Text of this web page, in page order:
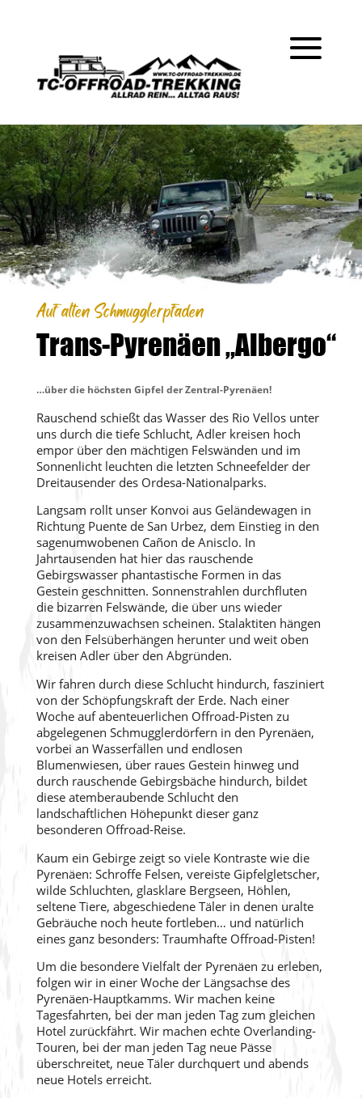
Auf alten Schmugglerpfaden…
Trans-Pyrenäen „Albergo“
…über die höchsten Gipfel der Zentral-Pyrenäen!
Rauschend schießt das Wasser des Rio Vellos unter
uns durch die tiefe Schlucht, Adler kreisen hoch
empor über den mächtigen Felswänden und im
Sonnenlicht leuchten die letzten Schneefelder der
Dreitausender des Ordesa-Nationalparks.
Langsam rollt unser Konvoi aus Geländewagen in
Richtung Puente de San Urbez, dem Einstieg in den
sagenumwobenen Cañon de Anisclo. In
Jahrtausenden hat hier das rauschende
Gebirgswasser phantastische Formen in das
Gestein geschnitten. Sonnenstrahlen durchfluten
die bizarren Felswände, die über uns wieder
zusammenzuwachsen scheinen. Stalaktiten hängen
von den Felsüberhängen herunter und weit oben
kreisen Adler über den Abgründen.
Wir fahren durch diese Schlucht hindurch, fasziniert
von der Schöpfungskraft der Erde. Nach einer
Woche auf abenteuerlichen Offroad-Pisten zu
abgelegenen Schmugglerdörfern in den Pyrenäen,
vorbei an Wasserfällen und endlosen
Blumenwiesen, über raues Gestein hinweg und
durch rauschende Gebirgsbäche hindurch, bildet
diese atemberaubende Schlucht den
landschaftlichen Höhepunkt dieser ganz
besonderen Offroad-Reise.
Kaum ein Gebirge zeigt so viele Kontraste wie die
Pyrenäen: Schroffe Felsen, vereiste Gipfelgletscher,
wilde Schluchten, glasklare Bergseen, Höhlen,
seltene Tiere, abgeschiedene Täler in denen uralte
Gebräuche noch heute fortleben… und natürlich
eines ganz besonders: Traumhafte Offroad-Pisten!
Um die besondere Vielfalt der Pyrenäen zu erleben,
folgen wir in einer Woche der Längsachse des
Pyrenäen-Hauptkamms. Wir machen keine
Tagesfahrten, bei der man jeden Tag zum gleichen
Hotel zurückfährt. Wir machen echte Overlanding-
Touren, bei der man jeden Tag neue Pässe
überschreitet, neue Täler durchquert und abends
neue Hotels erreicht.